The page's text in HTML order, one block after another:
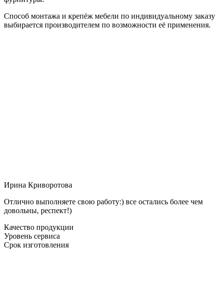
Способ монтажа и крепёж мебели по индивидуальному заказу
выбирается производителем по возможности её применения.
Ирина Криворотова
Отлично выполняете свою работу:) все остались более чем
довольны, респект!)
Качество продукции
Уровень сервиса
Срок изготовления